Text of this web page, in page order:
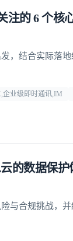
注的 6 个核
，结合实际落
企业级即时通讯,IM
的数据保护
与合规挑战，